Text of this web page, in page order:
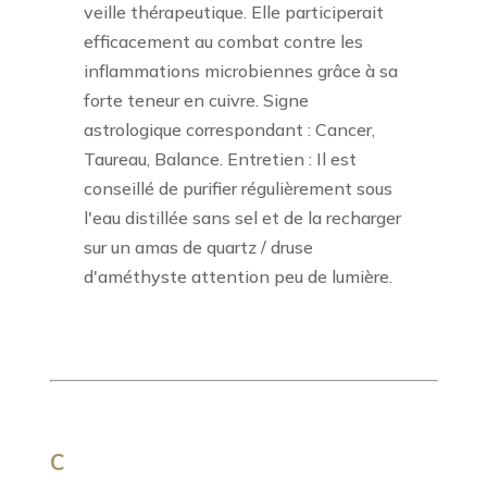
veille thérapeutique. Elle participerait
efficacement au combat contre les
inflammations microbiennes grâce à sa
forte teneur en cuivre. Signe
astrologique correspondant : Cancer,
Taureau, Balance. Entretien : Il est
conseillé de purifier régulièrement sous
l'eau distillée sans sel et de la recharger
sur un amas de quartz / druse
d'améthyste attention peu de lumière.
C